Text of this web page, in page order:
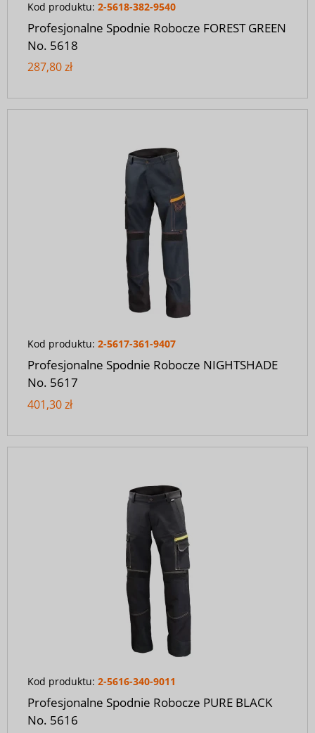
Kod produktu: 2-5618-382-9540
Profesjonalne Spodnie Robocze FOREST GREEN
No. 5618
287,80 zł
Kod produktu: 2-5617-361-9407
Profesjonalne Spodnie Robocze NIGHTSHADE
No. 5617
401,30 zł
Kod produktu: 2-5616-340-9011
Profesjonalne Spodnie Robocze PURE BLACK
No. 5616